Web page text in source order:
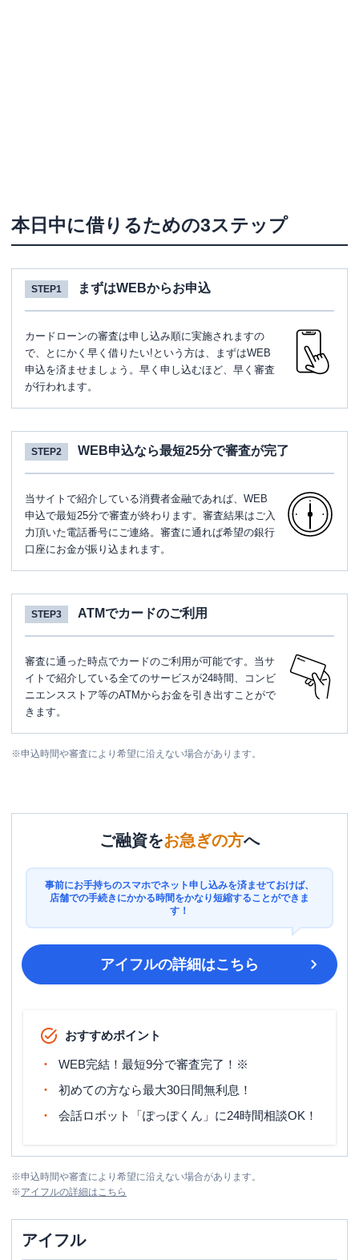
本日中に借りるための3ステップ
STEP1 まずはWEBからお申込
カードローンの審査は申し込み順に実施されますの
で、とにかく早く借りたい!という方は、まずはWEB
申込を済ませましょう。早く申し込むほど、早く審査
が行われます。
STEP2 WEB申込なら最短25分で審査が完了
当サイトで紹介している消費者金融であれば、WEB
申込で最短25分で審査が終わります。審査結果はご入
力頂いた電話番号にご連絡。審査に通れば希望の銀行
口座にお金が振り込まれます。
STEP3 ATMでカードのご利用
審査に通った時点でカードのご利用が可能です。当サ
イトで紹介している全てのサービスが24時間、コンビ
ニエンスストア等のATMからお金を引き出すことがで
きます。
※申込時間や審査により希望に沿えない場合があります。
ご融資をお急ぎの方へ
事前にお手持ちのスマホでネット申し込みを済ませておけば、
店舗での手続きにかかる時間をかなり短縮することができま
す！
アイフルの詳細はこちら
おすすめポイント
WEB完結！最短9分で審査完了！※
初めての方なら最大30日間無利息！
会話ロボット「ぽっぽくん」に24時間相談OK！
※申込時間や審査により希望に沿えない場合があります。
※アイフルの詳細はこちら
アイフル